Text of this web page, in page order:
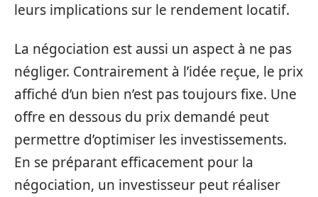
leurs implications sur le rendement locatif.
La négociation est aussi un aspect à ne pas
négliger. Contrairement à l’idée reçue, le prix
affiché d’un bien n’est pas toujours fixe. Une
offre en dessous du prix demandé peut
permettre d’optimiser les investissements.
En se préparant efficacement pour la
négociation, un investisseur peut réaliser